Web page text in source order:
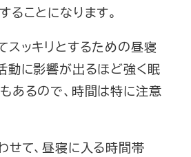
ることになります。
スッキリとするための昼寝
動に影響が出るほど強く眠
あるので、時間は特に注意
せて、昼寝に入る時間帯